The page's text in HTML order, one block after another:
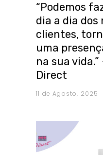
“Podemos
dia a dia dos
clientes,
uma
na sua
Direct
11 de Agosto, 2025